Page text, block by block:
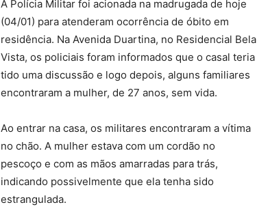
A Polícia Militar foi acionada na madrugada de hoje
(04/01) para atenderam ocorrência de óbito em
residência. Na Avenida Duartina, no Residencial Bela
Vista, os policiais foram informados que o casal teria
tido uma discussão e logo depois, alguns familiares
encontraram a mulher, de 27 anos, sem vida.
Ao entrar na casa, os militares encontraram a vítima
no chão. A mulher estava com um cordão no
pescoço e com as mãos amarradas para trás,
indicando possivelmente que ela tenha sido
estrangulada.